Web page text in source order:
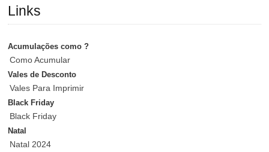
Links
Acumulações como ?
Como Acumular
Vales de Desconto
Vales Para Imprimir
Black Friday
Black Friday
Natal
Natal 2024